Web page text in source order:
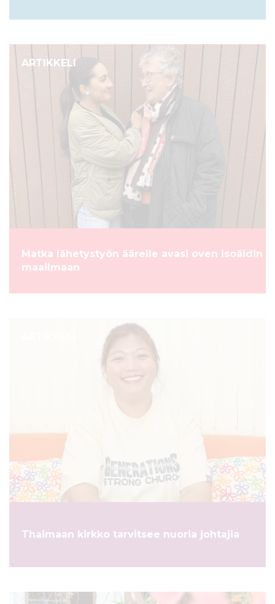
ARTIKKELI
Matka lähetystyön äärelle avasi oven isoäidin
maailmaan
Thaimaan kirkko tarvitsee nuoria johtajia